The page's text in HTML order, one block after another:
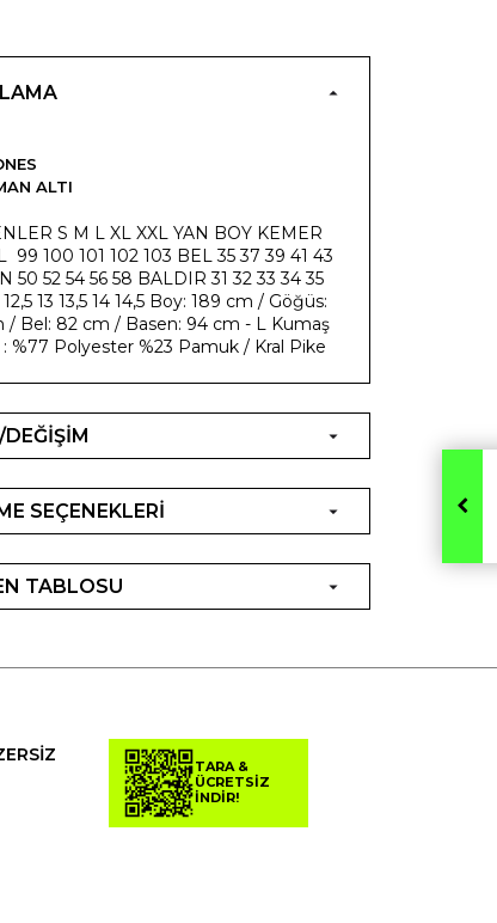
ALTI
S M L XL XXL YAN BOY KEMER
99 100 101 102 103 BEL 35 37 39 41 43
50 52 54 56 58 BALDIR 31 32 33 34 35
13 13,5 14 14,5 Boy: 189 cm / Göğüs:
/ Bel: 82 cm / Basen: 94 cm - L Kumaş
: %77 Polyester %23 Pamuk / Kral Pike
SEÇENEKLERİ
TABLOSU
TARA &
ÜCRETSİZ
İNDİR!